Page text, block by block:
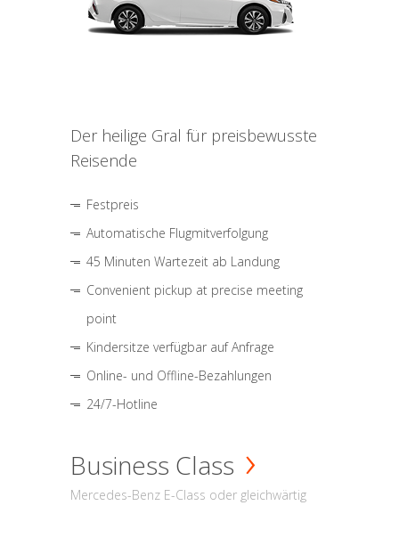
Der heilige Gral für preisbewusste
Reisende
Festpreis
Automatische Flugmitverfolgung
45 Minuten Wartezeit ab Landung
Convenient pickup at precise meeting
point
Kindersitze verfügbar auf Anfrage
Online- und Offline-Bezahlungen
24/7-Hotline
Business Class
Mercedes-Benz E-Class oder gleichwärtig